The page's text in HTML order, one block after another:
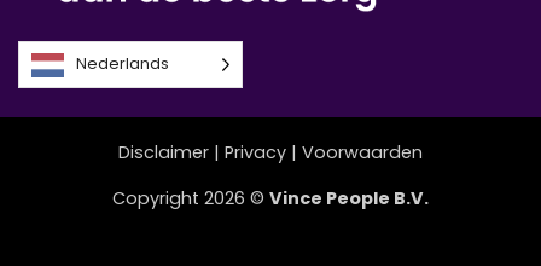
Nederlands
Disclaimer | Privacy | Voorwaarden
Copyright 2026 © Vince People B.V.